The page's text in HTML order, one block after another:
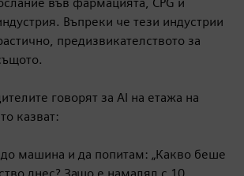
Въпреки че тези индустрии
предизвикателството за
говорят за AI на етажа на
казват:
до машина и да попитам: „Какво беше
днес? Защо е намалял с 10